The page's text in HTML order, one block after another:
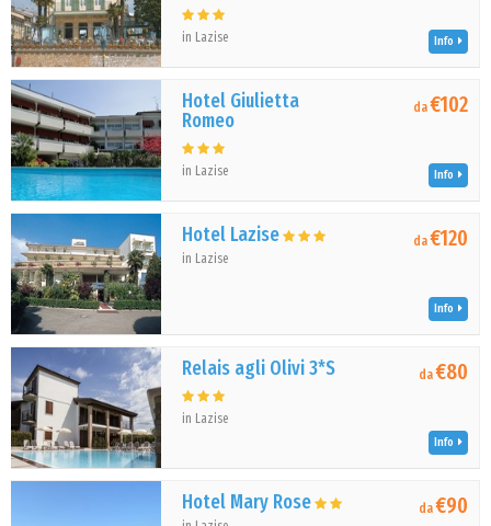
in Lazise Info
Hotel Giulietta
Romeo
in Lazise
da€102
Info
Hotel Lazise
in Lazise
da€120
Info
Relais agli Olivi 3*S
in Lazise
da€80
Info
Hotel Mary Rose da€90